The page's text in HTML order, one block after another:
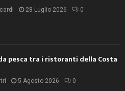
28 Luglio 2026 0
pesca tra i ristoranti della Costa
5 Agosto 2026 0